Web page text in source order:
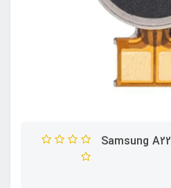
موتور ویبراتور سامسونگ Samsung A22